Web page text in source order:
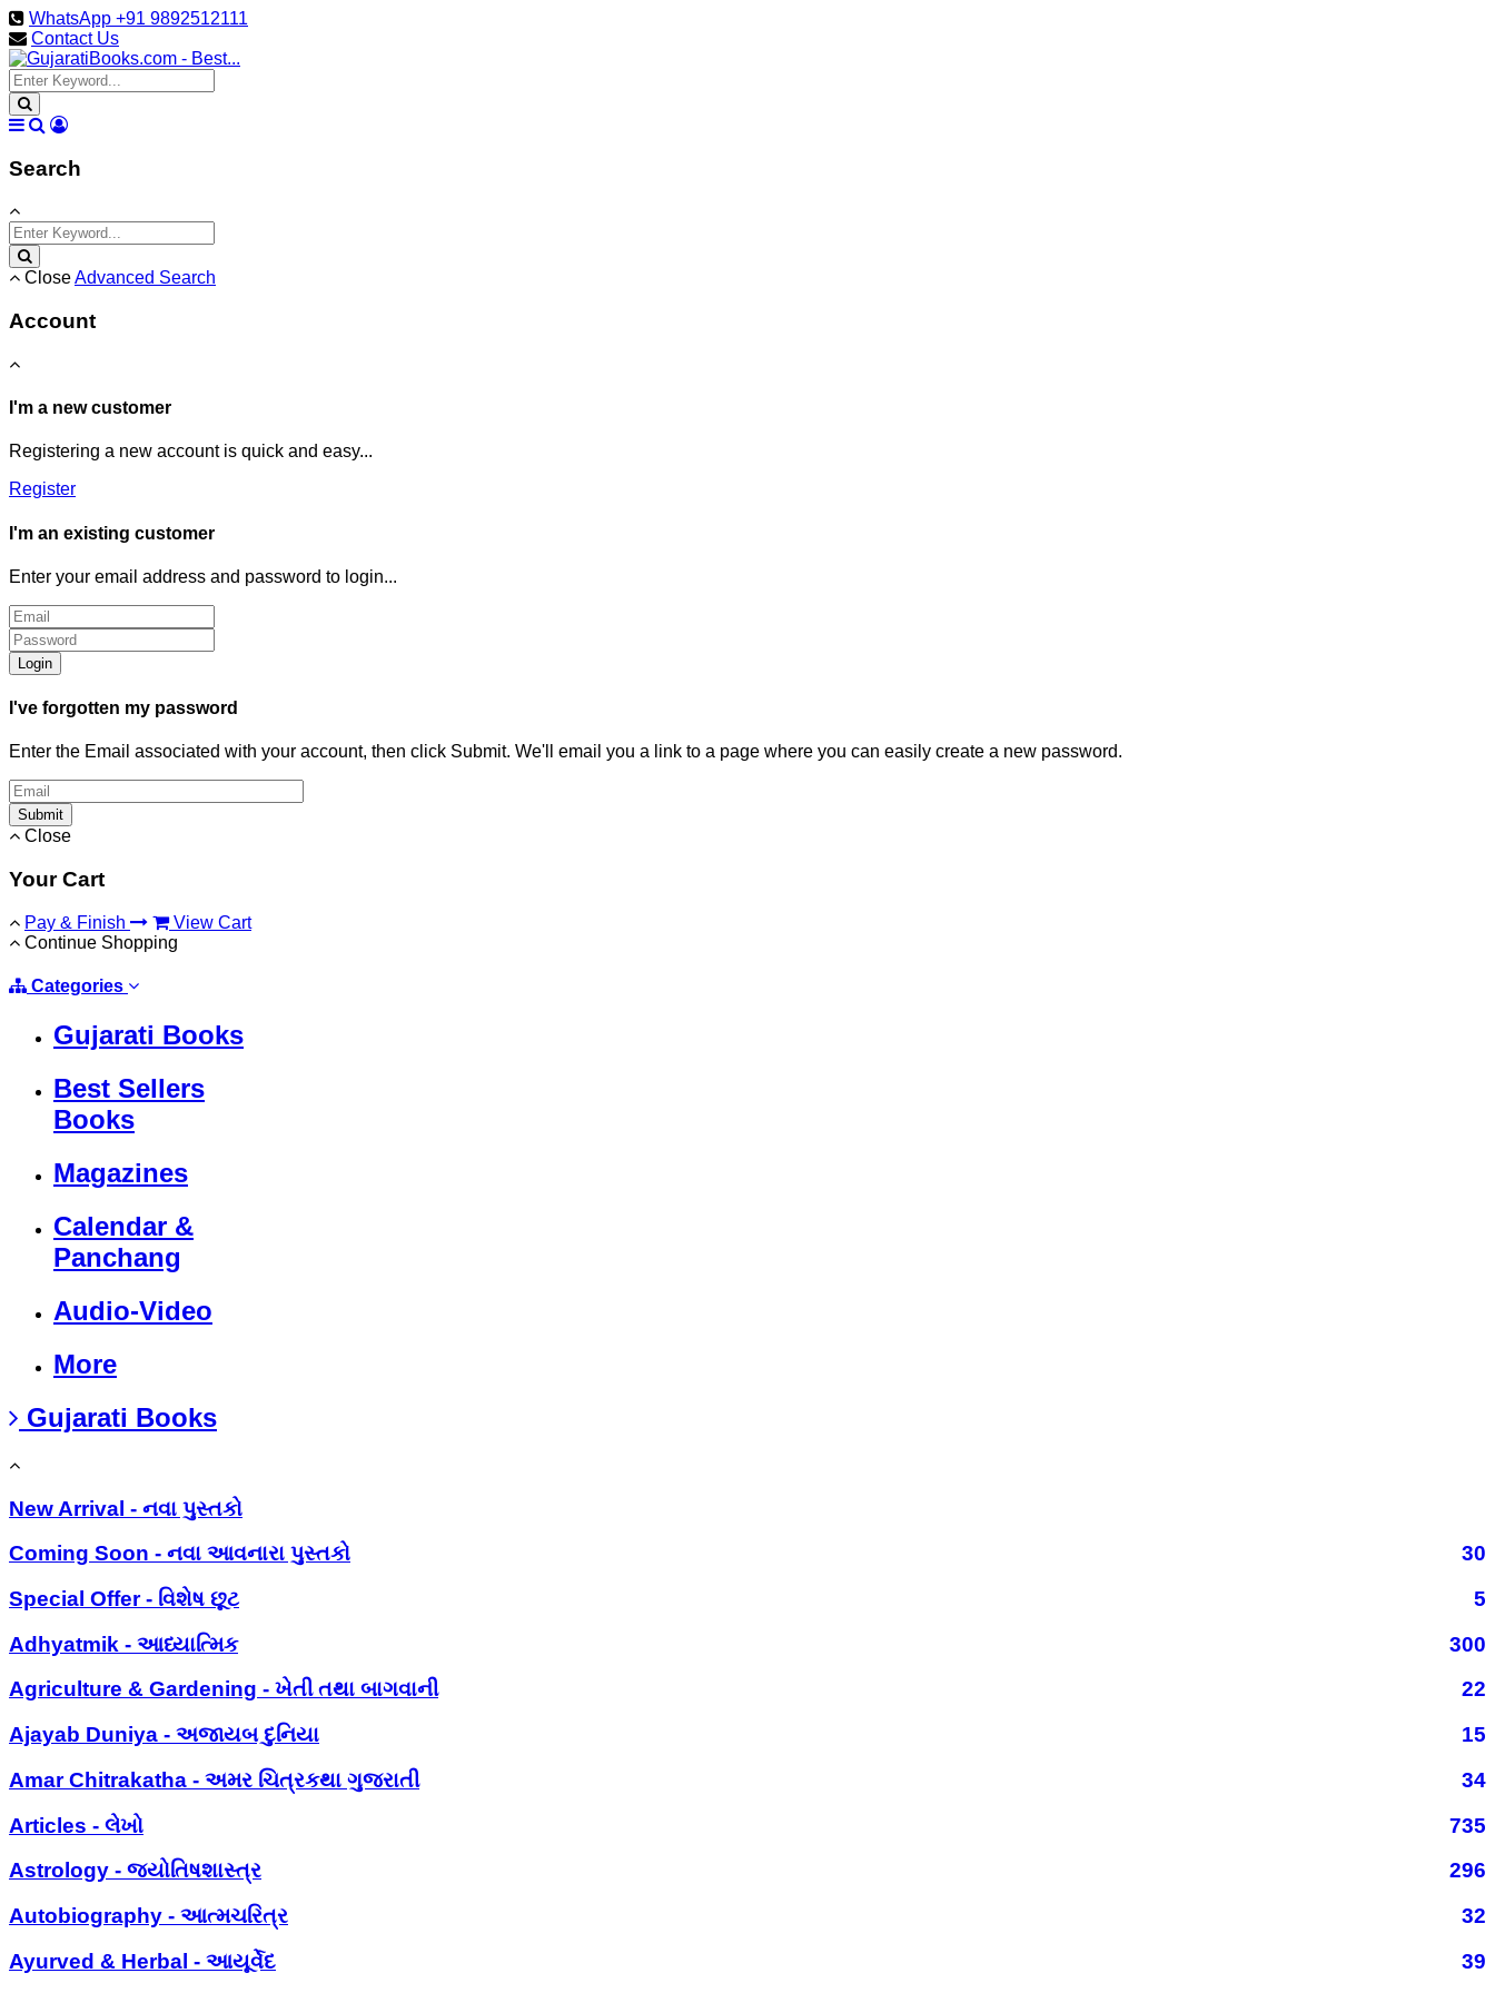
WhatsApp +91 9892512111
Contact Us
Search
CloseAdvanced Search
Account
I'm a new customer
Registering a new account is quick and easy...
Register
I'm an existing customer
Enter your email address and password to login...
Login
I've forgotten my password
Enter the Email associated with your account, then click Submit. We'll email you a link to a page where you can easily create a new password.
Submit
Close
Your Cart
Pay & Finish
View Cart
Continue Shopping
Categories
Gujarati Books
Best Sellers
Books
Magazines
Calendar &
Panchang
Audio-Video
More
Gujarati Books
New Arrival - નવા પુસ્તકો
Coming Soon - નવા આવનારા પુસ્તકો
30
Special Offer - વિશેષ છૂટ
5
Adhyatmik - આધ્યાત્મિક
300
Agriculture & Gardening - ખેતી તથા બાગવાની
22
Ajayab Duniya - અજાયબ દુનિયા
15
Amar Chitrakatha - અમર ચિત્રકથા ગુજરાતી
34
Articles - લેખો
735
Astrology - જ્યોતિષશાસ્ત્ર
296
Autobiography - આત્મચરિત્ર
32
Ayurved & Herbal - આયૂર્વેદ
39